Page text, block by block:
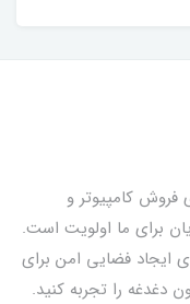
از سال 97 در عرصه‌ی فروش کامپیوتر و
برای ما اولویت است.
ایجاد فضایی امن برای
دغدغه را تجربه کنید.